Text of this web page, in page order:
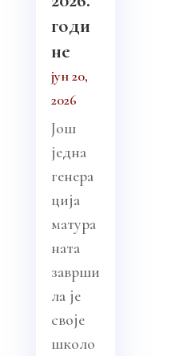
годи
не
јун 20,
2026
Још
једна
генера
ција
матура
ната
заврши
ла је
своје
школо